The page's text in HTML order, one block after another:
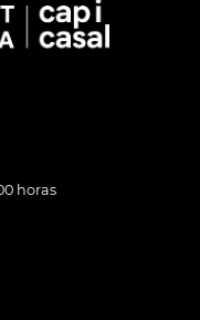
horas